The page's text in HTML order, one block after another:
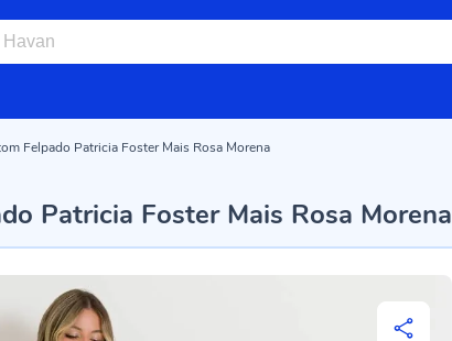
Felpado Patricia Foster Mais Rosa Morena
Patricia Foster Mais Rosa Morena